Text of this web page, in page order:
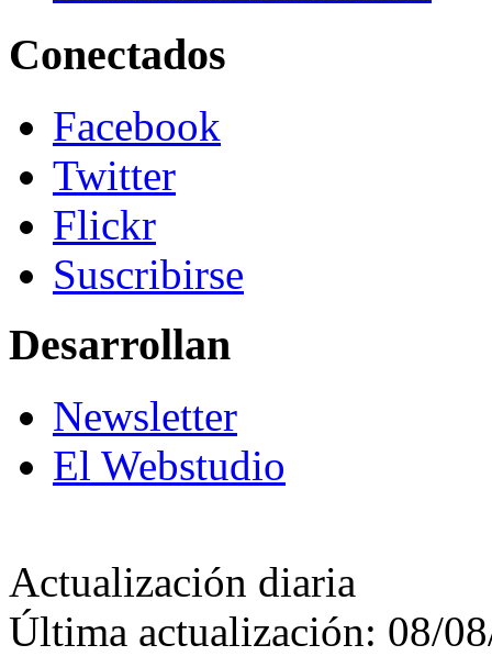
Conectados
Facebook
Twitter
Flickr
Suscribirse
Desarrollan
Newsletter
El Webstudio
Actualización diaria
Última actualización: 08/